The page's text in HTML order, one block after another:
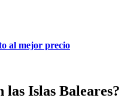
al mejor precio
las Islas Baleares?